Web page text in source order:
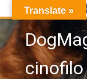
al
contenuto
cinofilo
Translate »